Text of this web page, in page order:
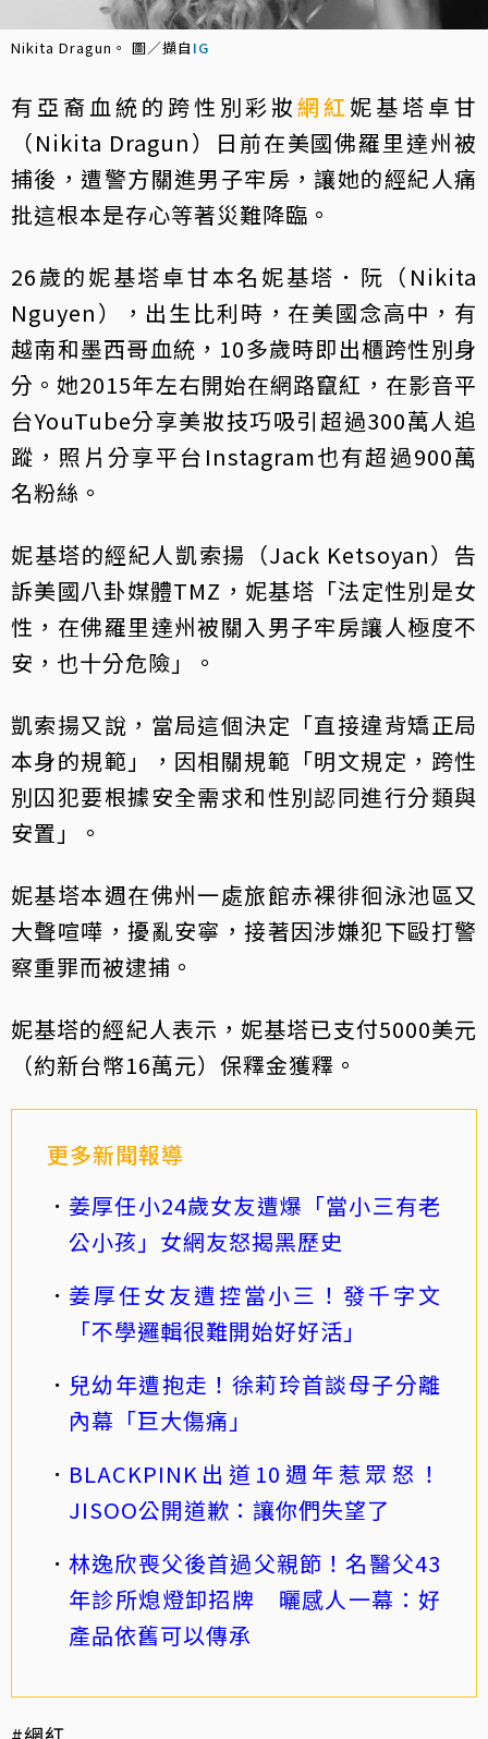
Nikita Dragun。 圖／擷自 IG
有亞裔血統的跨性別彩妝網紅 妮基塔卓甘
（Nikita Dragun）日前在美國佛羅里達州被
捕後，遭警方關進男子牢房，讓她的經紀人痛
批這根本是存心等著災難降臨。
26歲的妮基塔卓甘本名妮基塔．阮（Nikita
Nguyen），出生比利時，在美國念高中，有
越南和墨西哥血統，10多歲時即出櫃跨性別身
分。她2015年左右開始在網路竄紅，在影音平
台YouTube分享美妝技巧吸引超過300萬人追
蹤，照片分享平台Instagram也有超過900萬
名粉絲。
妮基塔的經紀人凱索揚（Jack Ketsoyan）告
訴美國八卦媒體TMZ，妮基塔「法定性別是女
性，在佛羅里達州被關入男子牢房讓人極度不
安，也十分危險」。
凱索揚又說，當局這個決定「直接違背矯正局
本身的規範」，因相關規範「明文規定，跨性
別囚犯要根據安全需求和性別認同進行分類與
安置」。
妮基塔本週在佛州一處旅館赤裸徘徊泳池區又
大聲喧嘩，擾亂安寧，接著因涉嫌犯下毆打警
察重罪而被逮捕。
妮基塔的經紀人表示，妮基塔已支付5000美元
（約新台幣16萬元）保釋金獲釋。
更多新聞報導
姜厚任小24歲女友遭爆「當小三有老
公小孩」女網友怒揭黑歷史
姜厚任女友遭控當小三！發千字文
「不學邏輯很難開始好好活」
兒幼年遭抱走！徐莉玲首談母子分離
內幕「巨大傷痛」
BLACKPINK出道10週年惹眾怒！
JISOO公開道歉：讓你們失望了
林逸欣喪父後首過父親節！名醫父43
年診所熄燈卸招牌 曬感人一幕：好
產品依舊可以傳承